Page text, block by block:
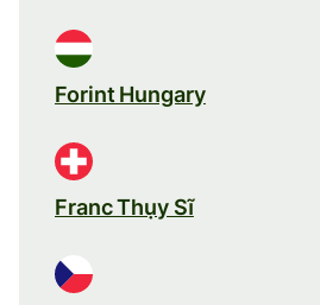
Forint Hungary
Franc Thụy Sĩ